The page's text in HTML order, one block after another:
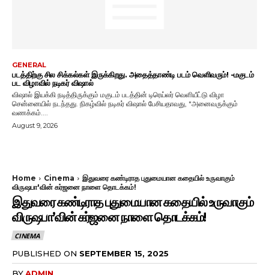
GENERAL
படத்திற்கு சில சிக்கல்கள் இருக்கிறது. அதைத்தாண்டி படம் வெளிவரும்! -மகுடம்
பட விழாவில் நடிகர் விஷால்
விஷால் இயக்கி நடித்திருக்கும் மகுடம் படத்தின் டிரெய்லர் வெளியீட்டு விழா
சென்னையில் நடந்தது. நிகழ்வில் நடிகர் விஷால் பேசியதாவது, "அனைவருக்கும்
வணக்கம்....
August 9, 2026